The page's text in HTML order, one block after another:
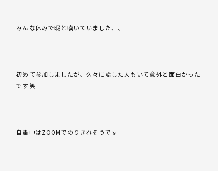
みんな休みで暇と嘆いていました、、
初めて参加しましたが、久々に話した人もいて意外と面白かった
です笑
自粛中はZOOMでのりきれそうです